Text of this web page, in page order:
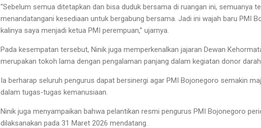
“Sebelum semua ditetapkan dan bisa duduk bersama di ruangan ini, semuanya
menandatangani kesediaan untuk bergabung bersama. Jadi ini wajah baru PMI
kalinya saya menjadi ketua PMI perempuan,” ujarnya.
Pada kesempatan tersebut, Ninik juga memperkenalkan jajaran Dewan
merupakan tokoh lama dengan pengalaman panjang dalam kegiatan donor
Ia berharap seluruh pengurus dapat bersinergi agar PMI Bojonegoro semakin
dalam tugas-tugas kemanusiaan.
Ninik juga menyampaikan bahwa pelantikan resmi pengurus PMI Bojonegoro
dilaksanakan pada 31 Maret 2026 mendatang.